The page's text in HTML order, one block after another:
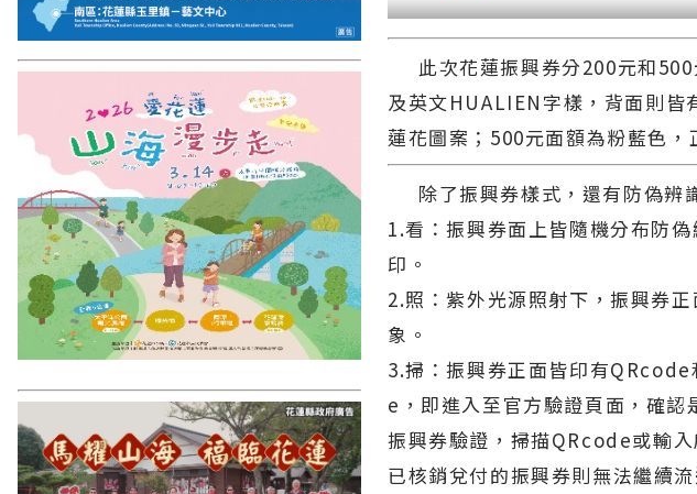
此次花蓮振興券分200元和500
及英文HUALIEN字樣，背面則皆
蓮花圖案；500元面額為粉藍色，
除了振興券樣式，還有防偽辨
1.看：振興券面上皆隨機分布防
印。
2.照：紫外光源照射下，振興券
象。
3.掃：振興券正面皆印有
e，即進入至官方驗證頁面，確
振興券驗證，掃描QRcode或輸
已核銷兌付的振興券則無法繼續流